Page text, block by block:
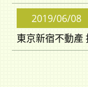
2019/06/08
東京新宿不動產